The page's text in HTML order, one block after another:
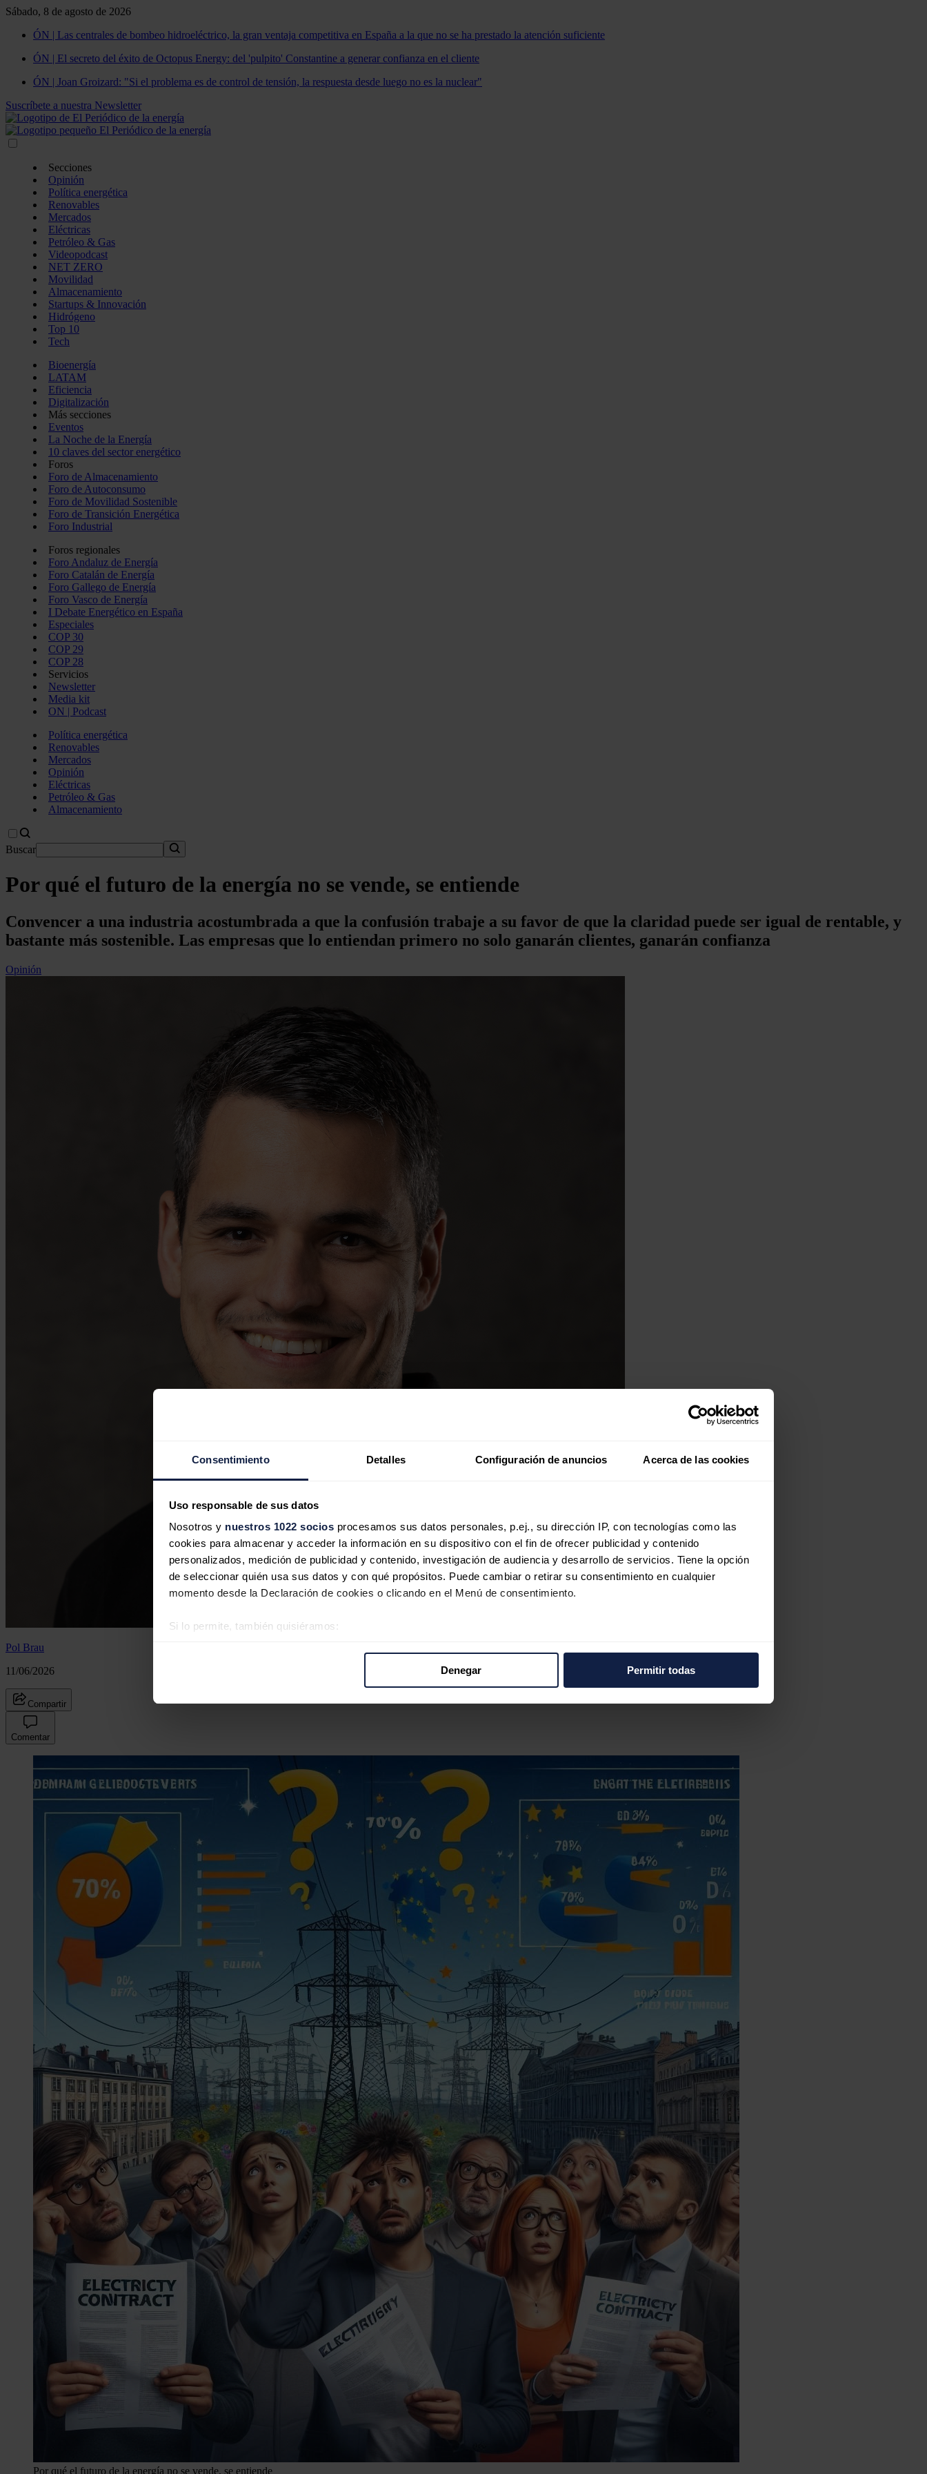
Consentimiento Detalles Configuración de anuncios Acerca de las cookies
Uso responsable de sus datos
Nosotros y nuestros 1022 socios procesamos sus datos personales, p.ej., su dirección IP, con tecnologías como las
cookies para almacenar y acceder la información en su dispositivo con el fin de ofrecer publicidad y contenido
personalizados, medición de publicidad y contenido, investigación de audiencia y desarrollo de servicios. Tiene la opción
de seleccionar quién usa sus datos y con qué propósitos. Puede cambiar o retirar su consentimiento en cualquier
momento desde la Declaración de cookies o clicando en el Menú de consentimiento.
Si lo permite, también quisiéramos:
que hayan recopilado a partir del uso que haya hecho de sus servicios.
Denegar Permitir todas
Sábado, 8 de agosto de 2026
ÓN | Las centrales de bombeo hidroeléctrico, la gran ventaja competitiva en España a la que no se ha prestado la atención suficiente
ÓN | El secreto del éxito de Octopus Energy: del 'pulpito' Constantine a generar confianza en el cliente
ÓN | Joan Groizard: "Si el problema es de control de tensión, la respuesta desde luego no es la nuclear"
Suscríbete a nuestra Newsletter
Secciones
Opinión
Política energética
Renovables
Mercados
Eléctricas
Petróleo & Gas
Videopodcast
NET ZERO
Movilidad
Almacenamiento
Startups & Innovación
Hidrógeno
Top 10
Tech
Bioenergía
LATAM
Eficiencia
Digitalización
Más secciones
Eventos
La Noche de la Energía
10 claves del sector energético
Foros
Foro de Almacenamiento
Foro de Autoconsumo
Foro de Movilidad Sostenible
Foro de Transición Energética
Foro Industrial
Foros regionales
Foro Andaluz de Energía
Foro Catalán de Energía
Foro Gallego de Energía
Foro Vasco de Energía
I Debate Energético en España
Especiales
COP 30
COP 29
COP 28
Servicios
Newsletter
Media kit
ON | Podcast
Política energética
Renovables
Mercados
Opinión
Eléctricas
Petróleo & Gas
Almacenamiento
Buscar
Por qué el futuro de la energía no se vende, se entiende
Convencer a una industria acostumbrada a que la confusión trabaje a su favor de que la claridad puede ser igual de rentable, y
bastante más sostenible. Las empresas que lo entiendan primero no solo ganarán clientes, ganarán confianza
Opinión
Pol Brau
11/06/2026
Compartir
Comentar
Por qué el futuro de la energía no se vende, se entiende